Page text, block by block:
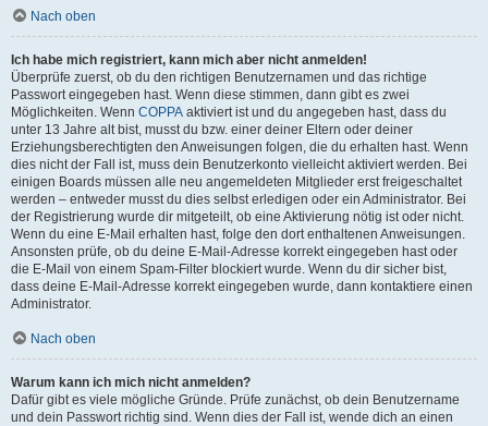
Nach oben
Ich habe mich registriert, kann mich aber nicht anmelden!
Überprüfe zuerst, ob du den richtigen Benutzernamen und das richtige
Passwort eingegeben hast. Wenn diese stimmen, dann gibt es zwei
Möglichkeiten. Wenn COPPA aktiviert ist und du angegeben hast, dass du
unter 13 Jahre alt bist, musst du bzw. einer deiner Eltern oder deiner
Erziehungsberechtigten den Anweisungen folgen, die du erhalten hast. Wenn
dies nicht der Fall ist, muss dein Benutzerkonto vielleicht aktiviert werden. Bei
einigen Boards müssen alle neu angemeldeten Mitglieder erst freigeschaltet
werden – entweder musst du dies selbst erledigen oder ein Administrator. Bei
der Registrierung wurde dir mitgeteilt, ob eine Aktivierung nötig ist oder nicht.
Wenn du eine E-Mail erhalten hast, folge den dort enthaltenen Anweisungen.
Ansonsten prüfe, ob du deine E-Mail-Adresse korrekt eingegeben hast oder
die E-Mail von einem Spam-Filter blockiert wurde. Wenn du dir sicher bist,
dass deine E-Mail-Adresse korrekt eingegeben wurde, dann kontaktiere einen
Administrator.
Nach oben
Warum kann ich mich nicht anmelden?
Dafür gibt es viele mögliche Gründe. Prüfe zunächst, ob dein Benutzername
und dein Passwort richtig sind. Wenn dies der Fall ist, wende dich an einen